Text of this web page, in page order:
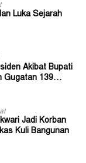
Luka Sejarah
Akibat Bupati
Gugatan 139
Jadi Korban
Kuli Bangunan